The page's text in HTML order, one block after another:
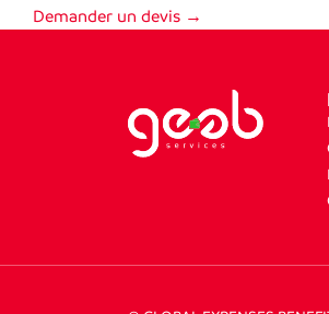
Demander un devis →